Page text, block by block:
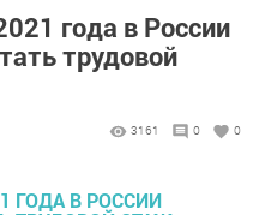
года в России
трудовой